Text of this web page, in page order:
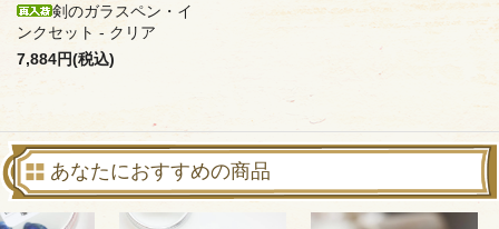
剣のガラスペン・イ
ンクセット - クリア
7,884円(税込)
あなたにおすすめの商品